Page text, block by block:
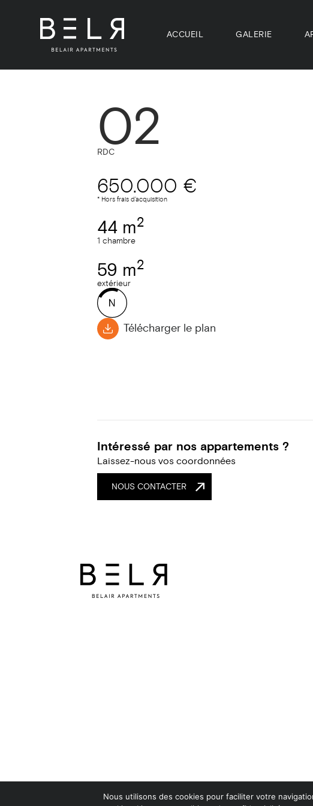
ACCUEIL GALERIE
02
RDC
650.000 €
* Hors frais d'acquisition
44 m2
1 chambre
59 m2
extérieur
Télécharger le plan
Intéressé par nos appartements ?
Laissez-nous vos coordonnées
NOUS CONTACTER
Nous utilisons des cookies pour faciliter votre